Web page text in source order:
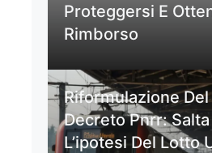
Proteggersi E
Rimborso
Riformulazione Del
Decreto Pnrr: Salta
L’ipotesi Del Lotto